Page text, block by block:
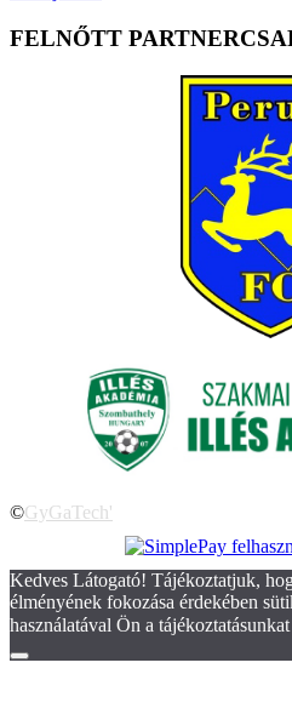
FELNŐTT
©GyGaTech'
Kedves Látogató! Tájékoztatjuk,
élményének fokozása érdekében
használatával Ön a